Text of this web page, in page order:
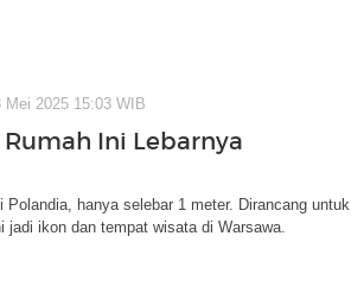
Mei 2025 15:03 WIB
Ini Lebarnya
Polandia, hanya selebar 1 meter. Dirancang untuk
jadi ikon dan tempat wisata di Warsawa.